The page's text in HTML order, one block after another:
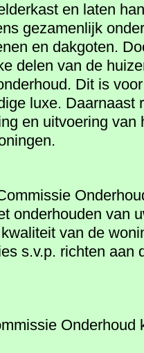
en laten
gezamenlijk
en dakgoten.
delen van de
Dit is
luxe. Daarnaast
en uitvoering van
onderhouden van
van de
s.v.p. richten aan
Onderhoud